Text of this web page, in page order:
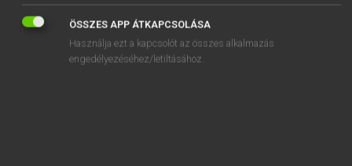
ONLINE NYELVVIZSGA
ÖSSZES APP ÁTKAPCSOLÁSA
Használja ezt a kapcsolót az összes alkalmazás
engedélyezéséhez/letiltásához.